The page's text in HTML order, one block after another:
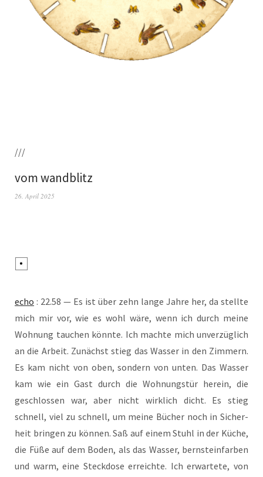
///
vom wandblitz
26. April 2025
echo : 22.58 — Es ist über zehn lan­ge Jah­re her, da stell­te
mich mir vor, wie es wohl wäre, wenn ich durch mei­ne
Woh­nung tau­chen könn­te. Ich mach­te mich unver­züg­lich
an die Arbeit. Zunächst stieg das Was­ser in den Zim­mern.
Es kam nicht von oben, son­dern von unten. Das Was­ser
kam wie ein Gast durch die Woh­nungs­tür her­ein, die
geschlos­sen war, aber nicht wirk­lich dicht. Es stieg
schnell, viel zu schnell, um mei­ne Bücher noch in Sicher­
heit brin­gen zu kön­nen. Saß auf einem Stuhl in der Küche,
die Füße auf dem Boden, als das Was­ser, bern­stein­far­ben
und warm, eine Steck­do­se erreich­te. Ich erwar­te­te, von